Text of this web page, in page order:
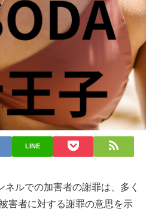
LINE
ルでの加害者の謝罪は、多く
害者に対する謝罪の意思を示